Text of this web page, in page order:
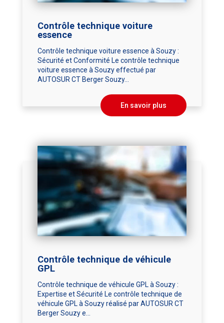
Contrôle technique voiture
essence
Contrôle technique voiture essence à Souzy :
Sécurité et Conformité Le contrôle technique
voiture essence à Souzy effectué par
AUTOSUR CT Berger Souzy...
En savoir plus
Contrôle technique de véhicule
GPL
Contrôle technique de véhicule GPL à Souzy :
Expertise et Sécurité Le contrôle technique de
véhicule GPL à Souzy réalisé par AUTOSUR CT
Berger Souzy e...